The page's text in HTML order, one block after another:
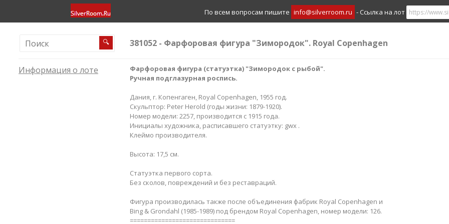
По всем вопросам пишите info@silverroom.ru - Ссылка на лот
🔍 381052 - Фарфоровая фигура "Зимородок". Royal Copenhagen
Информация о лоте
Фарфоровая фигура (статуэтка) "Зимородок с рыбой".
Ручная подглазурная роспись.
Дания, г. Копенгаген, Royal Copenhagen, 1955 год.
Скульптор: Peter Herold (годы жизни: 1879-1920).
Номер модели: 2257, производится с 1915 года.
Инициалы художника, расписавшего статуэтку: gwx .
Клеймо производителя.
Высота: 17,5 см.
Статуэтка первого сорта.
Без сколов, повреждений и без реставраций.
Фигура производилась также после объединения фабрик Royal Copenhagen и
Bing & Grondahl (1985-1989) под брендом Royal Copenhagen, номер модели: 126.
==============================